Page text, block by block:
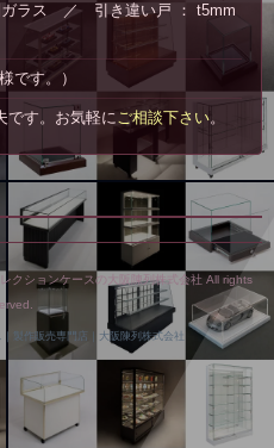
ガラス ／ 引き違い戸 ： t5mm
です。）
です。お気軽にご相談下さい。
クションケースの大阪陳列株式会社 All rights
製作販売専門店｜大阪陳列株式会社